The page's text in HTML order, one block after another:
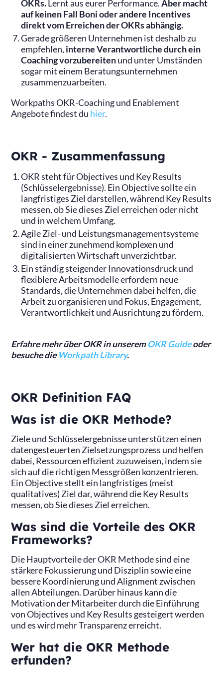
OKRs. Lernt aus eurer Performance.Aber macht
auf keinen Fall Boni oder andere Incentives
direkt vom Erreichen der OKRs abhängig.
Gerade größeren Unternehmen ist deshalb zu
empfehlen, interne Verantwortliche durch ein
Coaching vorzubereitenund unter Umständen
sogar mit einem Beratungsunternehmen
zusammenzuarbeiten.
Workpaths OKR-Coaching und Enablement
Angebote findest du hier.
OKR - Zusammenfassung
OKR steht für Objectives und Key Results
(Schlüsselergebnisse). Ein Objective sollte ein
langfristiges Ziel darstellen, während Key Results
messen, ob Sie dieses Ziel erreichen oder nicht
und in welchem Umfang.
Agile Ziel- und Leistungsmanagementsysteme
sind in einer zunehmend komplexen und
digitalisierten Wirtschaft unverzichtbar.
Ein ständig steigender Innovationsdruck und
flexiblere Arbeitsmodelle erfordern neue
Standards, die Unternehmen dabei helfen, die
Arbeit zu organisieren und Fokus, Engagement,
Verantwortlichkeit und Ausrichtung zu fördern.
Erfahre mehr über OKR in unseremOKR Guideoder
besuche dieWorkpath Library.
OKR Definition FAQ
Was ist die OKR Methode?
Ziele und Schlüsselergebnisse unterstützen einen
datengesteuerten Zielsetzungsprozess und helfen
dabei, Ressourcen effizient zuzuweisen, indem sie
sich auf die richtigen Messgrößen konzentrieren.
Ein Objective stellt ein langfristiges (meist
qualitatives) Ziel dar, während die Key Results
messen, ob Sie dieses Ziel erreichen.
Was sind die Vorteile des OKR
Frameworks?
Die Hauptvorteile der OKR Methode sind eine
stärkere Fokussierung und Disziplin sowie eine
bessere Koordinierung und Alignment zwischen
allen Abteilungen. Darüber hinaus kann die
Motivation der Mitarbeiter durch die Einführung
von Objectives und Key Results gesteigert werden
und es wird mehr Transparenz erreicht.
Wer hat die OKR Methode
erfunden?